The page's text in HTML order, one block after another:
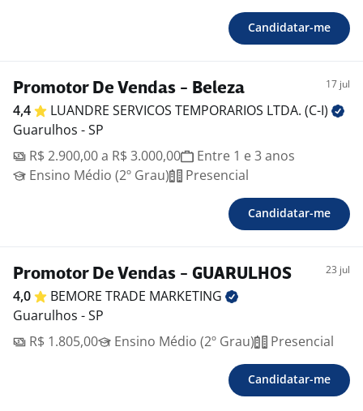
Candidatar-me
Promotor De Vendas - Beleza 17 jul
4,4 LUANDRE SERVICOS TEMPORARIOS LTDA. (C-I)
Guarulhos - SP
R$ 2.900,00 a R$ 3.000,00
Entre 1 e 3 anos
Ensino Médio (2º Grau)
Presencial
Candidatar-me
Promotor De Vendas - GUARULHOS 23 jul
4,0 BEMORE TRADE MARKETING
Guarulhos - SP
R$ 1.805,00
Ensino Médio (2º Grau) Presencial
Candidatar-me